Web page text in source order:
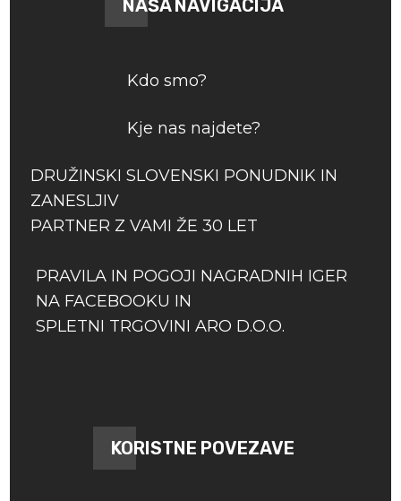
NAŠA NAVIGACIJA
Kdo smo?
Kje nas najdete?
DRUŽINSKI SLOVENSKI PONUDNIK IN
ZANESLJIV
PARTNER Z VAMI ŽE 30 LET
PRAVILA IN POGOJI NAGRADNIH IGER
NA FACEBOOKU IN
SPLETNI TRGOVINI ARO D.O.O.
KORISTNE POVEZAVE